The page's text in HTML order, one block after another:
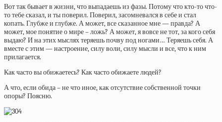
Вот так бывает в жизни, что выпадаешь из фазы. Потому что кто-то что-
то тебе сказал, и ты поверил. Поверил, засомневался в себе и стал
копать. Глубже и глубже. А может, все сказанное мне — правда? А
может, мое понятие о мире – ложь? А может, я вовсе не тот, за кого себя
выдаю? И на этих мыслях теряешь почву под ногами… Теряешь себя. А
вместе с этим — настроение, силу воли, силу мысли и все, что к ним
прилагается.
Как часто вы обижаетесь? Как часто обижаете людей?
А что, если обида – не что иное, как отсутствие собственной точки
опоры? Поясню.